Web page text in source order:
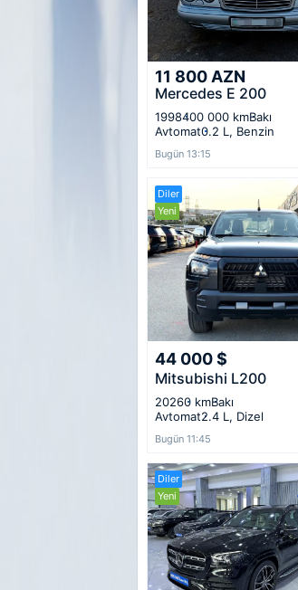
11 800 AZN
Mercedes E 200
1998400 000 kmBakı
Avtomat0.2 L, Benzin
Bugün 13:15
Diler
Yeni
44 000$
Mitsubishi L200
20260 kmBakı
Avtomat2.4 L, Dizel
Bugün 11:45
Diler
Yeni